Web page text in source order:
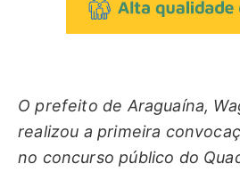
O prefeito de Araguaína,
realizou a primeira
no concurso público do